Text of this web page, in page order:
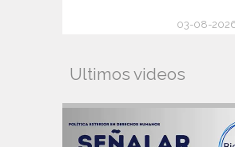
03-08-
Ultimos videos